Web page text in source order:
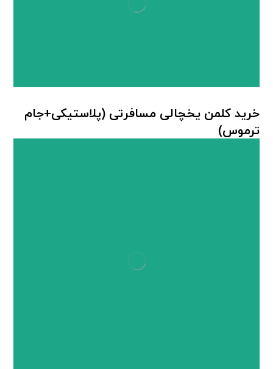
خرید کلمن یخچالی مسافرتی (پلاستیکی+جام
ترموس)